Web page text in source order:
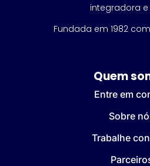
integradora e
Fundada em 1982
Quem
Entre em
Sobre
Trabalhe